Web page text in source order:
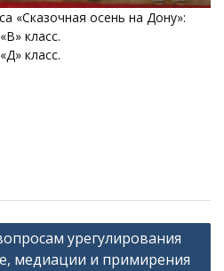
«Сказочная осень на Дону»:
класс.
класс.
урегулирования
медиации и примирения